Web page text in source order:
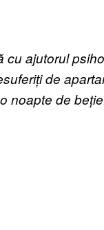
ajutorul
de
noapte de